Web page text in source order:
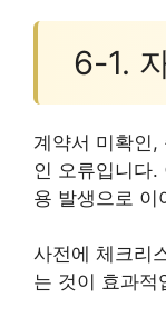
6-1.
계약서 미확인,
인 오류입니다.
용 발생으로 이
사전에 체크리
는 것이 효과적